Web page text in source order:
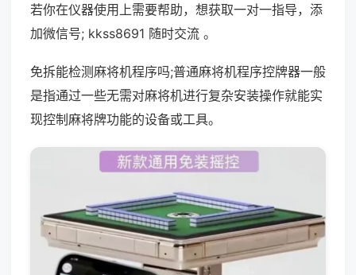
若你在仪器使用上需要帮助，想获取一对一指导，添
加微信号; kkss8691 随时交流 。
免拆能检测麻将机程序吗;普通麻将机程序控牌器一般
是指通过一些无需对麻将机进行复杂安装操作就能实
现控制麻将牌功能的设备或工具。